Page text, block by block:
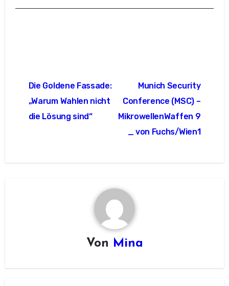
Die Goldene Fassade:
„Warum Wahlen nicht
die Lösung sind“
Munich Security
Conference (MSC) –
MikrowellenWaffen 9
_ von Fuchs/Wien1
Von Mina